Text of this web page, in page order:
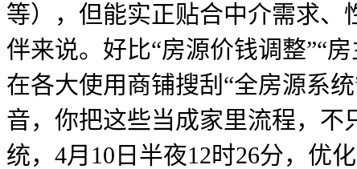
等），但能实正贴合中介需求
伴来说。好比“房源价钱调整”“
在各大使用商铺搜刮“全房源系
音，你把这些当成家里流程，
统，4月10日半夜12时26分，